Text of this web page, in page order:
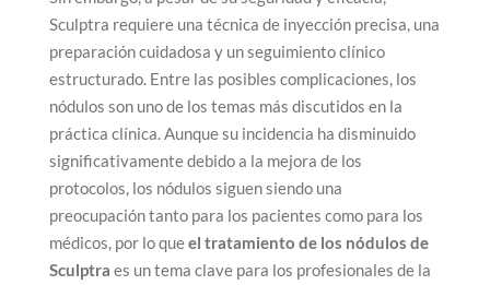
Sculptra requiere una técnica de inyección precisa, una
preparación cuidadosa y un seguimiento clínico
estructurado. Entre las posibles complicaciones, los
nódulos son uno de los temas más discutidos en la
práctica clínica. Aunque su incidencia ha disminuido
significativamente debido a la mejora de los
protocolos, los nódulos siguen siendo una
preocupación tanto para los pacientes como para los
médicos, por lo queel tratamiento de los nódulos de
Sculptra es un tema clave para los profesionales de la